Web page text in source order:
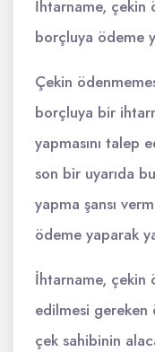
İhtarname, çekin
borçluya ödeme
Çekin
borçluya bir
yapmasını talep
son bir uyarıda
yapma şansı
ödeme yaparak
İhtarname, çekin
edilmesi gereken
çek sahibinin